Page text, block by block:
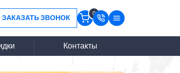
ЗАКАЗАТЬ ЗВОНОК
0
Контакты